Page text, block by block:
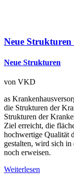
Neue Strukturen
Neue Strukturen
von VKD
as
die Strukturen der
Strukturen der
Ziel erreicht, die
hochwertige Qualität
gestalten, wird sich in
noch erweisen.
Weiterlesen